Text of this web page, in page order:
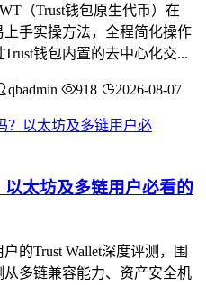
（Trust钱包原生代币）在
上手实操方法，全程简化操作
钱包内置的去中心化交...
qbadmin 918 2026-08-07
太坊及多链用户必看的
的Trust Wallet深度评测，围
多链兼容能力、资产安全机